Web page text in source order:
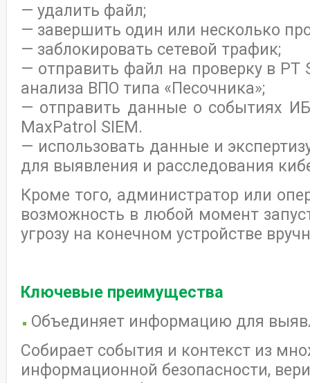
— удалить файл;
— завершить один или несколько
— заблокировать сетевой трафик;
— отправить файл на проверку в PT
анализа ВПО типа «Песочника»;
— отправить данные о событиях
MaxPatrol SIEM.
— использовать данные и
для выявления и расследования
Кроме того, администратор или
возможность в любой момент
угрозу на конечном устройстве
Ключевые преимущества
Объединяет информацию для
Собирает события и контекст из
информационной безопасности,